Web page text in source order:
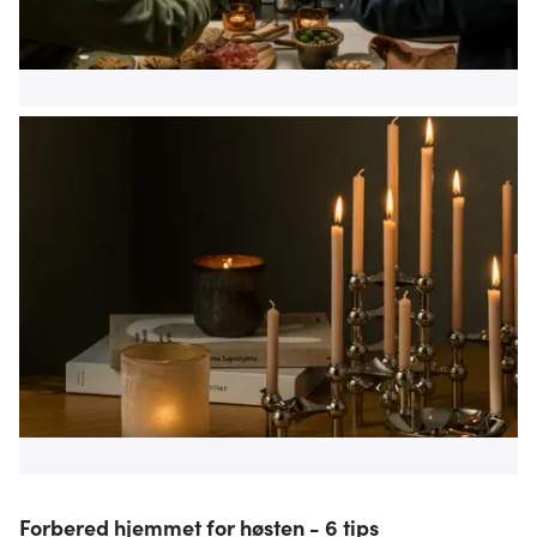
annonsering og analysearbeid, som kan kombinere den
med annen informasjon du har gjort tilgjengelig for dem,
eller som de har samlet inn gjennom din bruk av
Forbered hjemmet for høsten - 6 tips